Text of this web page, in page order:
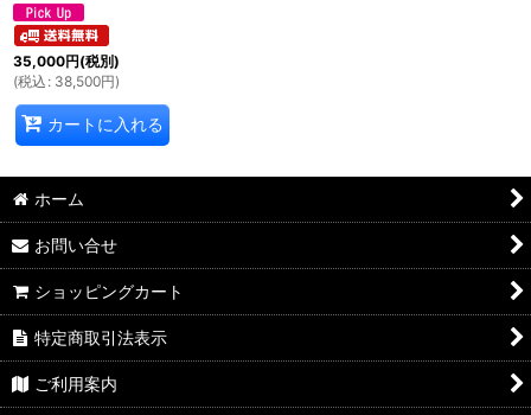
35,000円(税別)
(税込 : 38,500円)
カートに入れる
ホーム
お問い合せ
ショッピングカート
特定商取引法表示
ご利用案内